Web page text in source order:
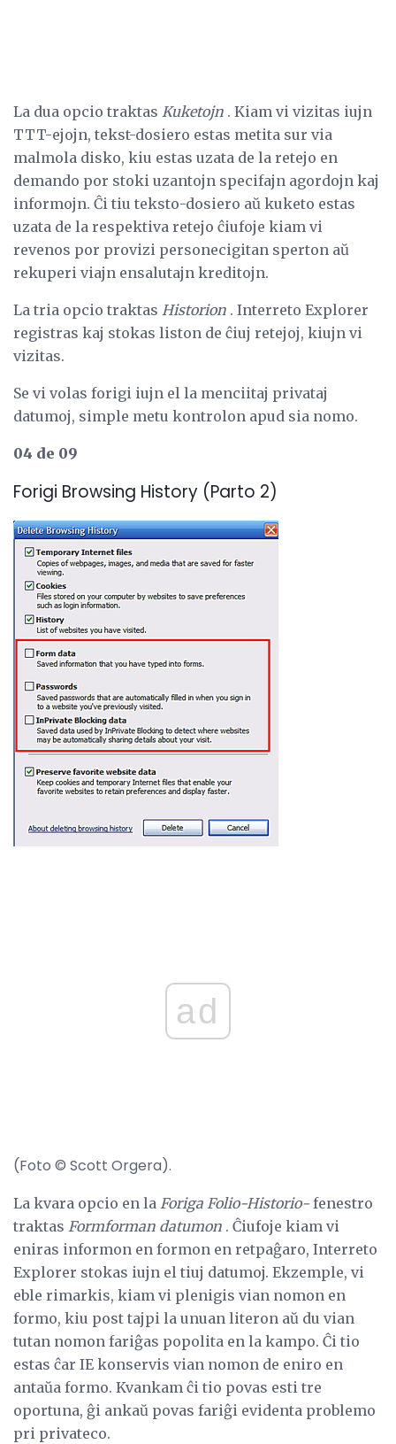
La dua opcio traktas Kuketojn . Kiam vi vizitas iujn
TTT-ejojn, tekst-dosiero estas metita sur via
malmola disko, kiu estas uzata de la retejo en
demando por stoki uzantojn specifajn agordojn kaj
informojn. Ĉi tiu teksto-dosiero aŭ kuketo estas
uzata de la respektiva retejo ĉiufoje kiam vi
revenos por provizi personecigitan sperton aŭ
rekuperi viajn ensalutajn kreditojn.
La tria opcio traktas Historion . Interreto Explorer
registras kaj stokas liston de ĉiuj retejoj, kiujn vi
vizitas.
Se vi volas forigi iujn el la menciitaj privataj
datumoj, simple metu kontrolon apud sia nomo.
04 de 09
Forigi Browsing History (Parto 2)
ad
(Foto © Scott Orgera).
La kvara opcio en la Foriga Folio-Historio- fenestro
traktas Formforman datumon . Ĉiufoje kiam vi
eniras informon en formon en retpaĝaro, Interreto
Explorer stokas iujn el tiuj datumoj. Ekzemple, vi
eble rimarkis, kiam vi plenigis vian nomon en
formo, kiu post tajpi la unuan literon aŭ du vian
tutan nomon fariĝas popolita en la kampo. Ĉi tio
estas ĉar IE konservis vian nomon de eniro en
antaŭa formo. Kvankam ĉi tio povas esti tre
oportuna, ĝi ankaŭ povas fariĝi evidenta problemo
pri privateco.